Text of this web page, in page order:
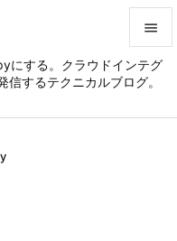
にする。クラウドインテグ
するテクニカルブログ。


メニュ